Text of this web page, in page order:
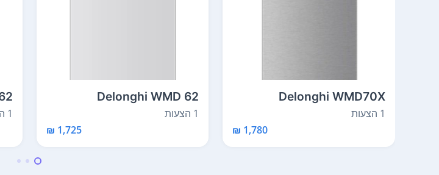
Delonghi WMD70X
1 הצעות
1,780 ₪
Delonghi WMD 62
1 הצעות
1,725 ₪
1 הצעות